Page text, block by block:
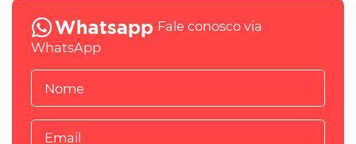
Fale conosco via
WhatsApp